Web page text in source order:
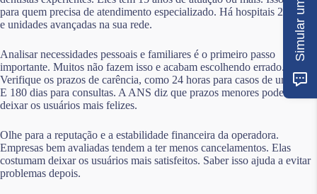
para quem precisa de atendimento especializado. Há hospitais 24 horas
e unidades avançadas na sua rede.
Analisar necessidades pessoais e familiares é o primeiro passo
importante. Muitos não fazem isso e acabam escolhendo errado.
Verifique os prazos de carência, como 24 horas para casos de urgência.
E 180 dias para consultas. A ANS diz que prazos menores podem
deixar os usuários mais felizes.
Olhe para a reputação e a estabilidade financeira da operadora.
Empresas bem avaliadas tendem a ter menos cancelamentos. Elas
costumam deixar os usuários mais satisfeitos. Saber isso ajuda a evitar
problemas depois.